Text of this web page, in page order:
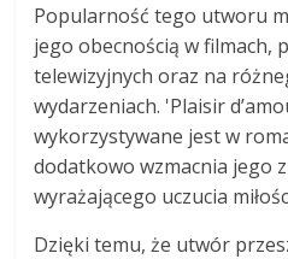
Popularność tego utworu
jego obecnością w filmach,
telewizyjnych oraz na
wydarzeniach. 'Plaisir
wykorzystywane jest w
dodatkowo wzmacnia jego
wyrażającego uczucia
Dzięki temu, że utwór